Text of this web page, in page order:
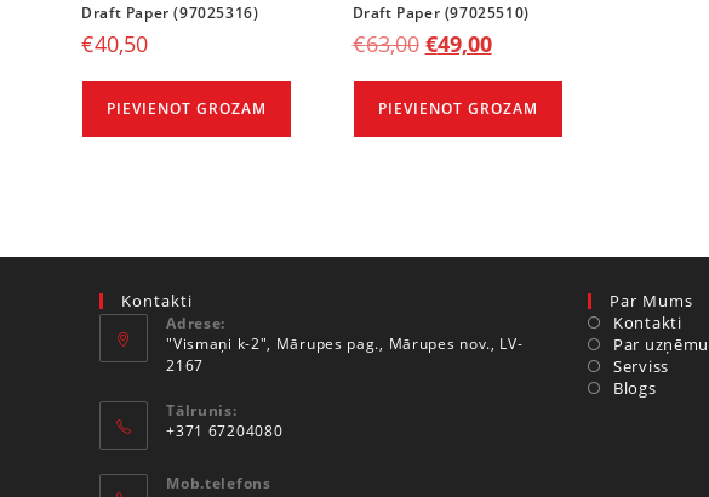
Draft Paper (97025316)
€40,50
PIEVIENOT GROZAM
Draft Paper (97025510)
€63,00 €49,00
PIEVIENOT GROZAM
Kontakti
Adrese:
"Vismaņi k-2", Mārupes pag., Mārupes nov., LV-
2167
Tālrunis:
+371 67204080
Mob.telefons
Par Mums
Kontakti
Par
Serviss
Blogs